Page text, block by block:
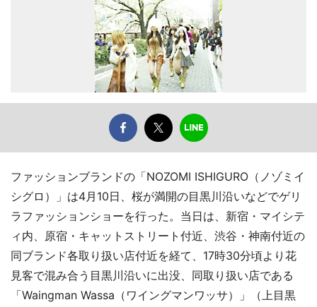
ファッションブランドの「NOZOMI ISHIGURO（ノゾミイ
シグロ）」は4月10日、桜が満開の目黒川沿いなどでゲリ
ラファッションショーを行った。当日は、新宿・マイシテ
ィ内、原宿・キャットストリート付近、渋谷・神南付近の
同ブランド各取り扱い店付近を経て、17時30分頃より花
見客で混み合う目黒川沿いに出没、同取り扱い店である
「Waingman Wassa（ワイングマンワッサ）」（上目黒